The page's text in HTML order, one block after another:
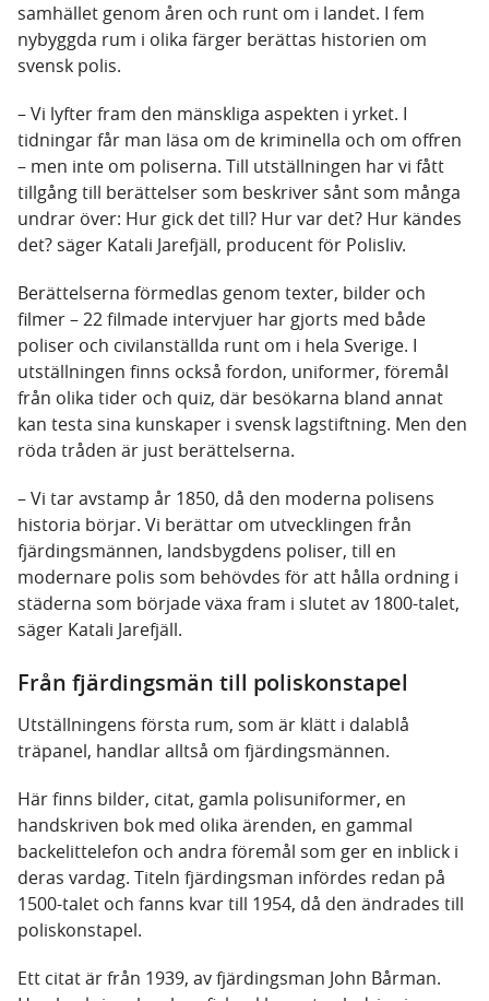
samhället genom åren och runt om i landet. I fem
nybyggda rum i olika färger berättas historien om
svensk polis.
– Vi lyfter fram den mänskliga aspekten i yrket. I
tidningar får man läsa om de kriminella och om offren
– men inte om poliserna. Till utställningen har vi fått
tillgång till berättelser som beskriver sånt som många
undrar över: Hur gick det till? Hur var det? Hur kändes
det? säger Katali Jarefjäll, producent för Polisliv.
Berättelserna förmedlas genom texter, bilder och
filmer – 22 filmade intervjuer har gjorts med både
poliser och civilanställda runt om i hela Sverige. I
utställningen finns också fordon, uniformer, föremål
från olika tider och quiz, där besökarna bland annat
kan testa sina kunskaper i svensk lagstiftning. Men den
röda tråden är just berättelserna.
– Vi tar avstamp år 1850, då den moderna polisens
historia börjar. Vi berättar om utvecklingen från
fjärdingsmännen, landsbygdens poliser, till en
modernare polis som behövdes för att hålla ordning i
städerna som började växa fram i slutet av 1800-talet,
säger Katali Jarefjäll.
Från fjärdingsmän till poliskonstapel
Utställningens första rum, som är klätt i dalablå
träpanel, handlar alltså om fjärdingsmännen.
Här finns bilder, citat, gamla polisuniformer, en
handskriven bok med olika ärenden, en gammal
backelittelefon och andra föremål som ger en inblick i
deras vardag. Titeln fjärdingsman infördes redan på
1500-talet och fanns kvar till 1954, då den ändrades till
poliskonstapel.
Ett citat är från 1939, av fjärdingsman John Bårman.